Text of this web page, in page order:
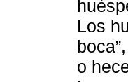
Los
o